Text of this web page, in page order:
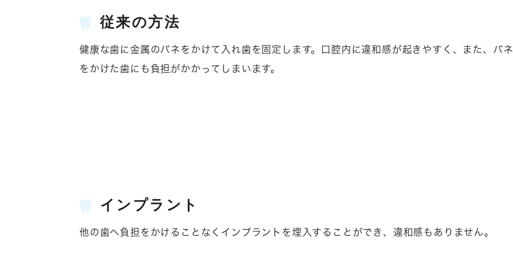
従来の方法
健康な歯に金属のバネをかけて入れ歯を固定します。口腔内に違和感が起きやすく、また、バネ
をかけた歯にも負担がかかってしまいます。
インプラント
他の歯へ負担をかけることなくインプラントを埋入することができ、違和感もありません。